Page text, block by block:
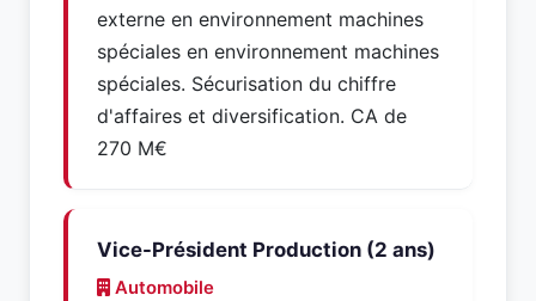
externe en environnement machines
spéciales en environnement machines
spéciales. Sécurisation du chiffre
d'affaires et diversification. CA de
270 M€
Vice-Président Production (2 ans)
Automobile